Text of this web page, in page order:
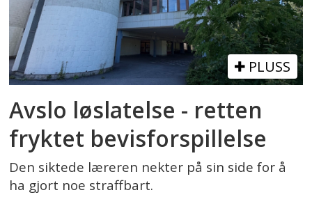
PLUSS
Avslo løslatelse - retten
fryktet bevisforspillelse
Den siktede læreren nekter på sin side for å
ha gjort noe straffbart.